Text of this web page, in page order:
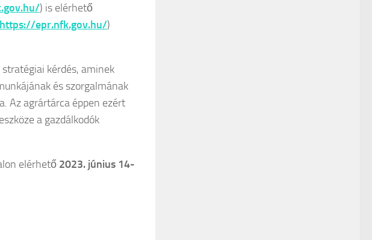
) is elérhető
https://epr.nfk.gov.hu/)
kérdés, aminek
és szorgalmának
Az agrártárca éppen ezért
a gazdálkodók
elérhető 2023. június 14-